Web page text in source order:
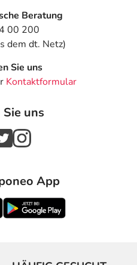
Beratung
00 200
dem dt. Netz)
Sie uns
Kontaktformular
uns
App